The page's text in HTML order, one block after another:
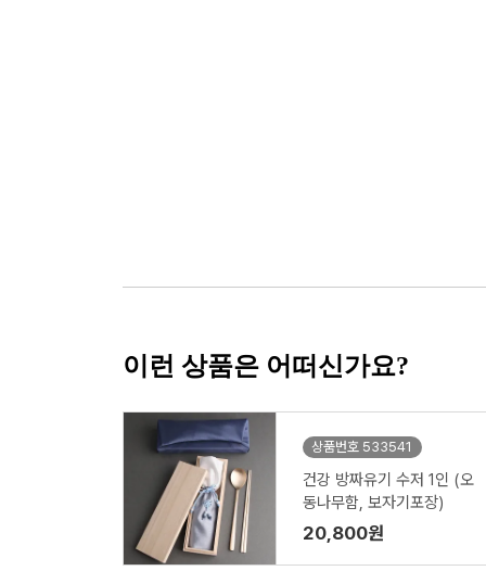
이런 상품은 어떠신가요?
상품번호 533541
건강 방짜유기 수저 1인 (오
동나무함, 보자기포장)
20,800원